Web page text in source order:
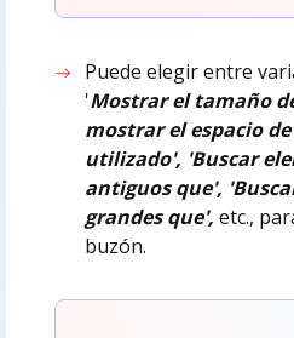
Puede elegir entre
'Mostrar el tamaño
mostrar el espacio
utilizado', 'Buscar
antiguos que',
grandes que',etc.,
buzón.